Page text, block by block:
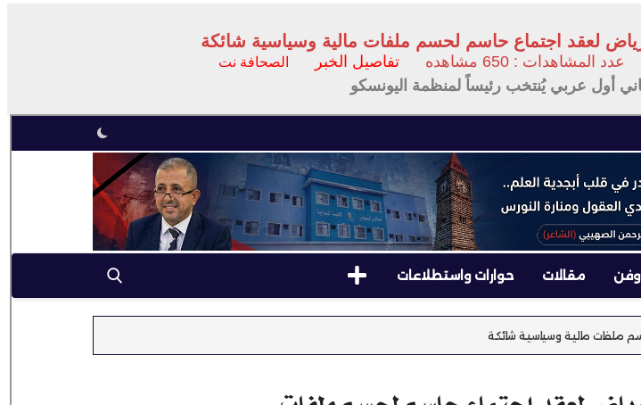
لعقد اجتماع حاسم لحسم ملفات مالية وسياسية شائكة
عدد المشاهدات : 650 مشاهده تفاصيل الخبر الصحافة نت
أول عربي يُنتخب رئيساً لمنظمة اليونسكو